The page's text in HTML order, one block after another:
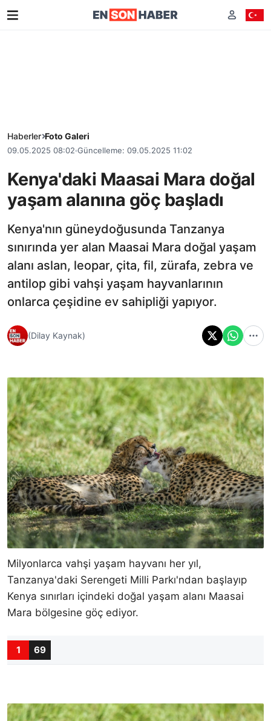
Haberler Foto Galeri
09.05.2025 08:02 Güncelleme: 09.05.2025 11:02
Kenya'daki Maasai Mara doğal
yaşam alanına göç başladı
Kenya'nın güneydoğusunda Tanzanya
sınırında yer alan Maasai Mara doğal yaşam
alanı aslan, leopar, çita, fil, zürafa, zebra ve
antilop gibi vahşi yaşam hayvanlarının
onlarca çeşidine ev sahipliği yapıyor.
(Dilay Kaynak)
Milyonlarca vahşi yaşam hayvanı her yıl,
Tanzanya'daki Serengeti Milli Parkı'ndan başlayıp
Kenya sınırları içindeki doğal yaşam alanı Maasai
Mara bölgesine göç ediyor.
1 69